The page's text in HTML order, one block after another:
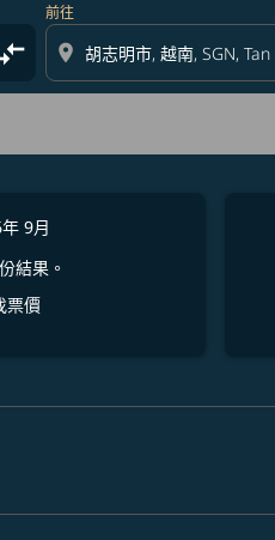
前往
location_on
9月
結果。
票價
MSP–SGN: cmp-view-
MSP–SGN: cmp-view-
MSP–SGN: cmp-
MSP–SGN: